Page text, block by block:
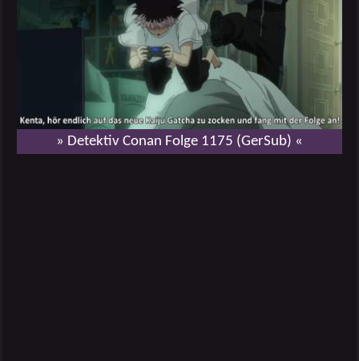
» Detektiv Conan Folge 1175 (GerSub) «